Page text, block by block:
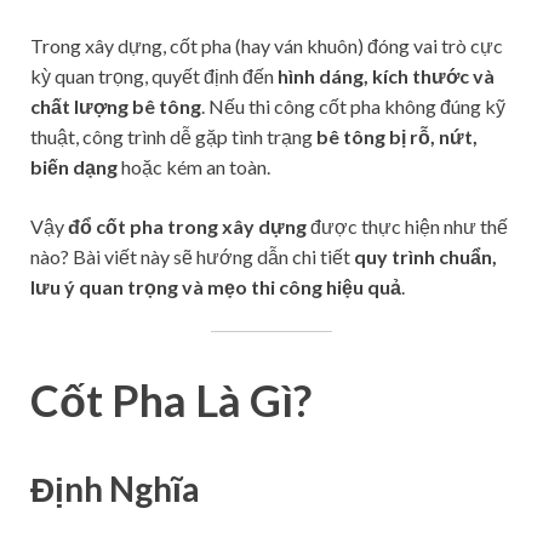
Trong xây dựng, cốt pha (hay ván khuôn) đóng vai trò cực
kỳ quan trọng, quyết định đến hình dáng, kích thước và
chất lượng bê tông. Nếu thi công cốt pha không đúng kỹ
thuật, công trình dễ gặp tình trạng bê tông bị rỗ, nứt,
biến dạnghoặc kém an toàn.
Vậyđổ cốt pha trong xây dựngđược thực hiện như thế
nào? Bài viết này sẽ hướng dẫn chi tiết quy trình chuẩn,
lưu ý quan trọng và mẹo thi công hiệu quả.
Cốt Pha Là Gì?
Định Nghĩa